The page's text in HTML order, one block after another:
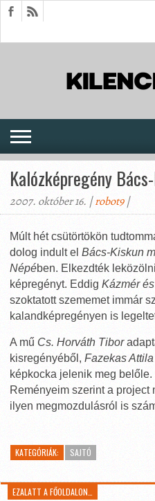
Kalózképregény
2007. október 16. |robot9|
Múlt hét csütörtökön
dolog indult el Bács-Kiskun
Népében. Elkezdték
képregényt. Eddig Kázmér
szoktatott szememet immár
kalandképregényen is
A mű Cs. Horváth Tibor
kisregényéből, Fazekas Attila
képkocka jelenik meg belőle.
Reményeim szerint a project
ilyen megmozdulásról is
KATEGÓRIÁK: SAJTÓ
EZALATT A FŐOLDALON…